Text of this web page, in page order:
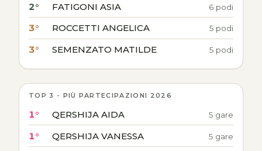
2° FATIGONI ASIA 6 podi
3° ROCCETTI ANGELICA 5 podi
3° SEMENZATO MATILDE 5 podi
TOP 3 - PIÙ PARTECIPAZIONI 2026
1° QERSHIJA AIDA 5 gare
1° QERSHIJA VANESSA 5 gare